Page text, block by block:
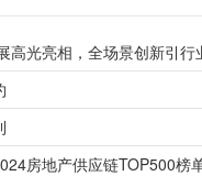
亮相，全场景创新引行业瞩目
房地产供应链TOP500榜